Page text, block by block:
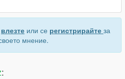
влезте или се регистрирайте за
мнение.
: